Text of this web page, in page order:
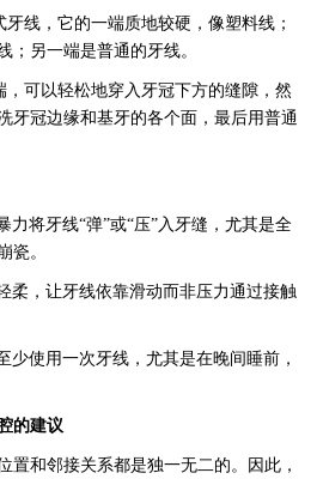
线，它的一端质地较硬，像塑料线；
；另一端是普通的牙线。
可以轻松地穿入牙冠下方的缝隙，然
牙冠边缘和基牙的各个面，最后用普通
力将牙线“弹”或“压”入牙缝，尤其是全
瓷。
柔，让牙线依靠滑动而非压力通过接触
少使用一次牙线，尤其是在晚间睡前，
的建议
置和邻接关系都是独一无二的。因此，